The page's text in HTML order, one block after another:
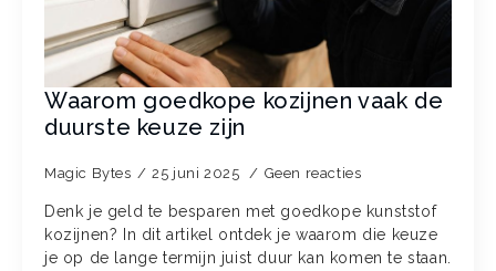
Waarom goedkope kozijnen vaak de
duurste keuze zijn
Magic Bytes 25 juni 2025 Geen reacties
Denk je geld te besparen met goedkope kunststof
kozijnen? In dit artikel ontdek je waarom die keuze
je op de lange termijn juist duur kan komen te staan.